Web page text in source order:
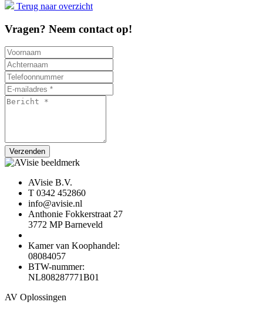
Terug naar overzicht
Vragen? Neem contact op!
Verzenden
AVisie B.V.
T 0342 452860
info@avisie.nl
Anthonie Fokkerstraat 27
3772 MP Barneveld
Kamer van Koophandel:
08084057
BTW-nummer:
NL808287771B01
AV Oplossingen